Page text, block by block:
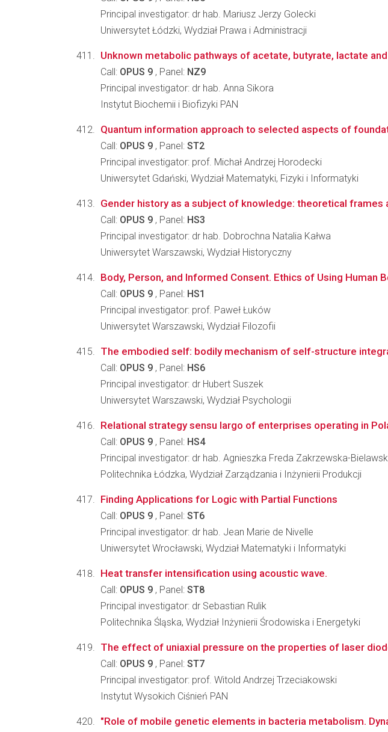
Principal investigator: dr hab. Mariusz Jerzy Golecki
Uniwersytet Łódzki, Wydział Prawa i Administracji
Unknown metabolic pathways of acetate, butyrate, lactate
Call: OPUS 9 , Panel: NZ9
Principal investigator: dr hab. Anna Sikora
Instytut Biochemii i Biofizyki PAN
Quantum information approach to selected aspects of
Call: OPUS 9 , Panel: ST2
Principal investigator: prof. Michał Andrzej Horodecki
Uniwersytet Gdański, Wydział Matematyki, Fizyki i Informatyki
Gender history as a subject of knowledge: theoretical
Call: OPUS 9 , Panel: HS3
Principal investigator: dr hab. Dobrochna Natalia Kałwa
Uniwersytet Warszawski, Wydział Historyczny
Body, Person, and Informed Consent. Ethics of Using Human
Call: OPUS 9 , Panel: HS1
Principal investigator: prof. Paweł Łuków
Uniwersytet Warszawski, Wydział Filozofii
The embodied self: bodily mechanism of self-structure
Call: OPUS 9 , Panel: HS6
Principal investigator: dr Hubert Suszek
Uniwersytet Warszawski, Wydział Psychologii
Relational strategy sensu largo of enterprises operating in
Call: OPUS 9 , Panel: HS4
Principal investigator: dr hab. Agnieszka Freda Zakrzewska-
Politechnika Łódzka, Wydział Zarządzania i Inżynierii Produkcji
Finding Applications for Logic with Partial Functions
Call: OPUS 9 , Panel: ST6
Principal investigator: dr hab. Jean Marie de Nivelle
Uniwersytet Wrocławski, Wydział Matematyki i Informatyki
Heat transfer intensification using acoustic wave.
Call: OPUS 9 , Panel: ST8
Principal investigator: dr Sebastian Rulik
Politechnika Śląska, Wydział Inżynierii Środowiska i Energetyki
The effect of uniaxial pressure on the properties of laser
Call: OPUS 9 , Panel: ST7
Principal investigator: prof. Witold Andrzej Trzeciakowski
Instytut Wysokich Ciśnień PAN
"Role of mobile genetic elements in bacteria metabolism.